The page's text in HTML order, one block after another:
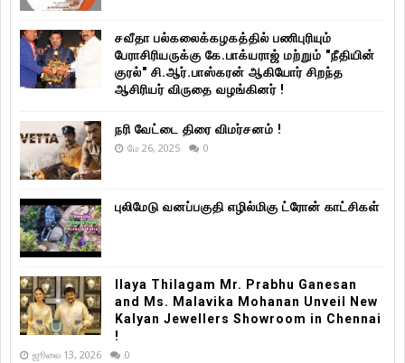
சவீதா பல்கலைக்கழகத்தில் பணிபுரியும்
பேராசிரியருக்கு கே.பாக்யராஜ் மற்றும் "நீதியின்
குரல்" சி.ஆர்.பாஸ்கரன் ஆகியோர் சிறந்த
ஆசிரியர் விருதை வழங்கினர் !
நரி வேட்டை திரை விமர்சனம் !
மே 26, 2025 0
புலிமேடு வனப்பகுதி எழில்மிகு ட்ரோன் காட்சிகள்
Ilaya Thilagam Mr. Prabhu Ganesan
and Ms. Malavika Mohanan Unveil New
Kalyan Jewellers Showroom in Chennai
!
ஜூலை 13, 2026 0